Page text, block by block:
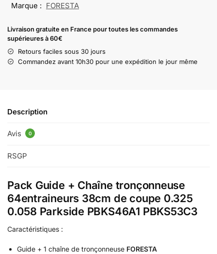
Marque : FORESTA
Livraison gratuite en France pour toutes les commandes
supérieures à 60€
Retours faciles sous 30 jours
Commandez avant 10h30 pour une expédition le jour même
Description
Avis 0
RSGP
Pack Guide + Chaîne tronçonneuse
64entraineurs 38cm de coupe 0.325
0.058 Parkside PBKS46A1 PBKS53C3
Caractéristiques :
Guide + 1 chaîne de tronçonneuse FORESTA